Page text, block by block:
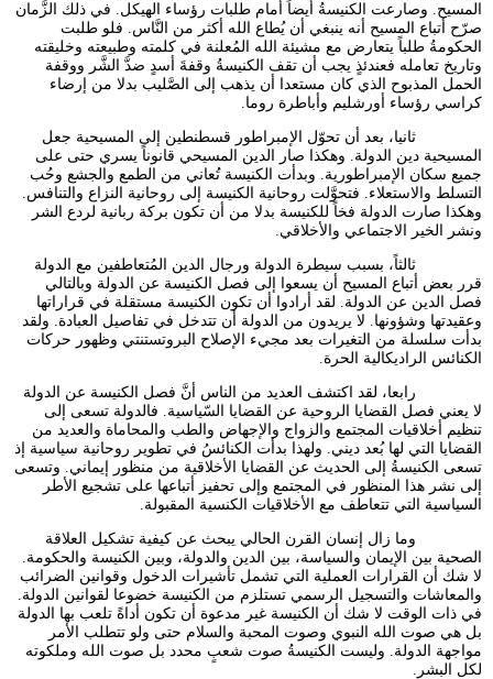
المسيح. وصارعت الكنيسةُ أيضاً أمام طلبات رؤساء الهيكل. في ذلك الزَّمان
صرّح أتباع المسيح أنه ينبغي أن يُطاع الله أكثر من النَّاس. فلو طلبت
الحكومةُ طلباً يتعارض مع مشيئة الله المُعلنة في كلمته وطبيعته وخليقته
وتاريخ تعامله فعندئذٍ يجب أن تقف الكنيسةُ وقفةَ أسدٍ ضدَّ الشَّر ووقفة
الحمل المذبوح الذي كان مستعدا أن يذهب إلى الصَّليب بدلا من إرضاء
كراسي رؤساء أورشليم وأباطرة روما.
ثانيا، بعد أن تحوّل الإمبراطور قسطنطين إلى المسيحية جعل
المسيحية دين الدولة. وهكذا صار الدين المسيحي قانوناً يسري حتى على
جميع سكان الإمبراطورية. وبدأت الكنيسة تُعاني من الطمع والجشع وحُب
التسلط والاستعلاء. فتحوَّلت روحانية الكنيسة إلى روحانية النزاع والتنافس.
وهكذا صارت الدولة فخاً للكنيسة بدلا من أن تكون بركة ربانية لردع الشر
ونشر الخير الاجتماعي والأخلاقي.
ثالثاً، بسبب سيطرة الدولة ورجال الدين المُتعاطفين مع الدولة
قرر بعض أتباع المسيح أن يسعوا إلى فصل الكنيسة عن الدولة وبالتالي
فصل الدين عن الدولة. لقد أرادوا أن تكون الكنيسة مستقلة في قراراتها
وعقيدتها وشؤونها. لا يريدون من الدولة أن تتدخل في تفاصيل العبادة. ولقد
بدأت سلسلة من التغيرات بعد مجيء الإصلاح البروتستنتي وظهور حركات
الكنائس الراديكالية الحرة.
رابعا، لقد اكتشف العديد من الناس أنَّ فصل الكنيسة عن الدولة
لا يعني فصل القضايا الروحية عن القضايا السّياسية. فالدولة تسعى إلى
تنظيم أخلاقيات المجتمع والزواج والإجهاض والطب والمحاماة والعديد من
القضايا التي لها بُعد ديني. ولهذا بدأت الكنائسُ في تطوير روحانية سياسية إذ
تسعى الكنيسةُ إلى الحديث عن القضايا الأخلاقية من منظور إيماني. وتسعى
إلى نشر هذا المنظور في المجتمع وإلى تحفيز أتباعها على تشجيع الأطر
السياسية التي تتعاطف مع الأخلاقيات الكنسية المقبولة.
وما زال إنسان القرن الحالي يبحث عن كيفية تشكيل العلاقة
الصحية بين الإيمان والسياسة، بين الدين والدولة، وبين الكنيسة والحكومة.
لا شك أن القرارات العملية التي تشمل تأشيرات الدخول وقوانين الضرائب
والمعاشات والتسجيل الرسمي تستلزم من الكنيسة خضوعا لقوانين الدولة.
في ذات الوقت لا شك أن الكنيسة غير مدعوة أن تكون أداةً تلعب بها الدولة
بل هي صوت الله النبوي وصوت المحبة والسلام حتى ولو تتطلب الأمر
مواجهة الدولة. وليست الكنيسةُ صوت شعبٍ محدد بل صوت الله وملكوته
لكل البشر.